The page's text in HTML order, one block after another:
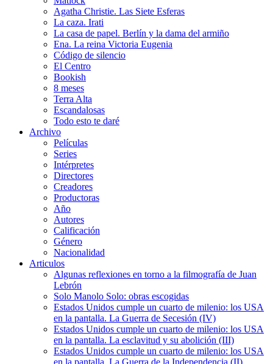
Agatha Christie. Las Siete Esferas
La caza. Irati
La casa de papel. Berlín y la dama del armiño
Ena. La reina Victoria Eugenia
Código de silencio
El Centro
Bookish
8 meses
Terra Alta
Escandalosas
Todo esto te daré
Archivo
Películas
Series
Intérpretes
Directores
Creadores
Productoras
Año
Autores
Calificación
Género
Nacionalidad
Articulos
Algunas reflexiones en torno a la filmografía de Juan
Lebrón
Solo Manolo Solo: obras escogidas
Estados Unidos cumple un cuarto de milenio: los USA
en la pantalla. La Guerra de Secesión (IV)
Estados Unidos cumple un cuarto de milenio: los USA
en la pantalla. La esclavitud y su abolición (III)
Estados Unidos cumple un cuarto de milenio: los USA
en la pantalla. La Guerra de la Independencia (II)